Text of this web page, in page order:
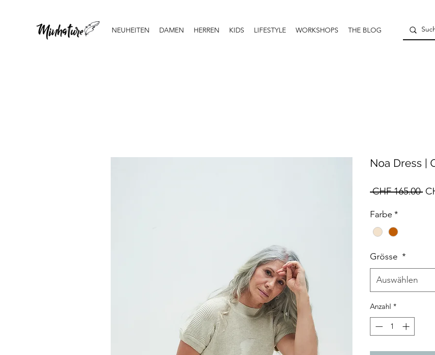
NEUHEITEN DAMEN HERREN KIDS LIFESTYLE WORKSHOPS THE BLOG
Noa Dress |
CHF 165.00
Farbe *
Grösse *
Auswählen
Anzahl *